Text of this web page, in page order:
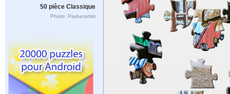
50 pièce Classique
Photo: Psyberartist